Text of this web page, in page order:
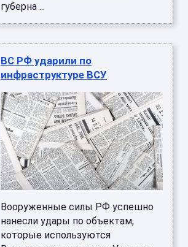
губерна ...
ВС РФ ударили по
инфраструктуре ВСУ
Вооруженные силы РФ успешно
нанесли удары по объектам,
которые используются